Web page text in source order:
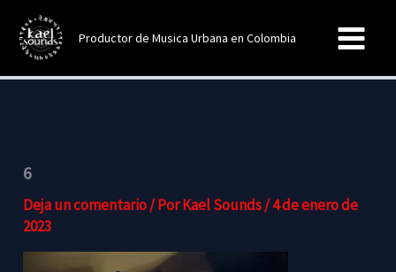
contenido
Productor de Musica Urbana en Colombia
6
Deja un comentario/ PorKael Sounds/4 de enero de
2023